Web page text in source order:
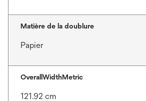
Matière de la doublure
Papier
OverallWidthMetric
121.92 cm